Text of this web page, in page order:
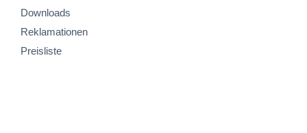
Downloads
Reklamationen
Preisliste